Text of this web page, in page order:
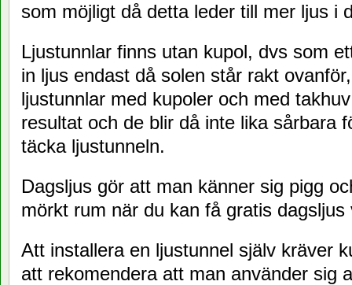
som möjligt då detta leder till mer ljus i
Ljustunnlar finns utan kupol, dvs som
in ljus endast då solen står rakt
ljustunnlar med kupoler och med
resultat och de blir då inte lika sårbara
täcka ljustunneln.
Dagsljus gör att man känner sig pigg
mörkt rum när du kan få gratis dagsljus
Att installera en ljustunnel själv kräver
att rekomendera att man använder sig